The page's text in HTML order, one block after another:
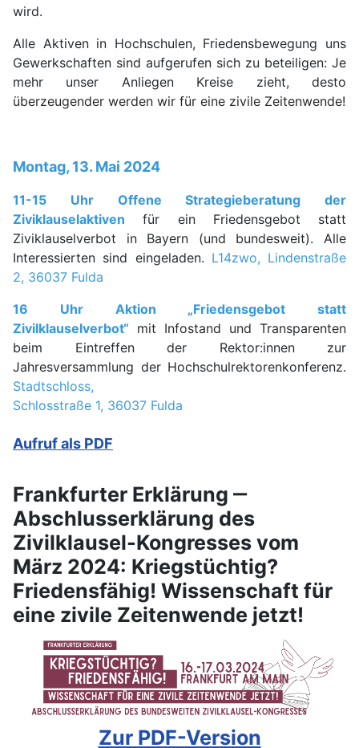
wird.
Alle Aktiven in Hochschulen, Friedensbewegung uns
Gewerkschaften sind aufgerufen sich zu beteiligen: Je
mehr unser Anliegen Kreise zieht, desto
überzeugender werden wir für eine zivile Zeitenwende!
Montag, 13. Mai 2024
11-15 Uhr Offene Strategieberatung der
Ziviklauselaktiven für ein Friedensgebot statt
Ziviklauselverbot in Bayern (und bundesweit). Alle
Interessierten sind eingeladen. L14zwo, Lindenstraße
2, 36037 Fulda
16 Uhr Aktion „Friedensgebot statt
Zivilklauselverbot“ mit Infostand und Transparenten
beim Eintreffen der Rektor:innen zur
Jahresversammlung der Hochschulrektorenkonferenz.
Stadtschloss,
Schlosstraße 1, 36037 Fulda
Aufruf als PDF
Frankfurter Erklärung ‒
Abschlusserklärung des
Zivilklausel-Kongresses vom
März 2024: Kriegstüchtig?
Friedensfähig! Wissenschaft für
eine zivile Zeitenwende jetzt!
Zur PDF-Version